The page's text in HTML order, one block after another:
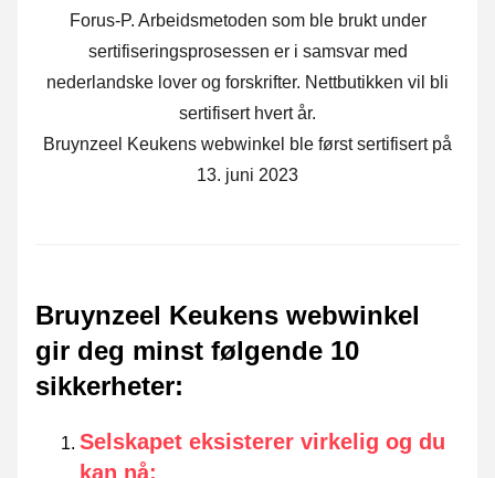
Forus-P. Arbeidsmetoden som ble brukt under
sertifiseringsprosessen er i samsvar med
nederlandske lover og forskrifter. Nettbutikken vil bli
sertifisert hvert år.
Bruynzeel Keukens webwinkel ble først sertifisert på
13. juni 2023
Bruynzeel Keukens webwinkel
gir deg minst følgende 10
sikkerheter:
Selskapet eksisterer virkelig og du
kan nå: